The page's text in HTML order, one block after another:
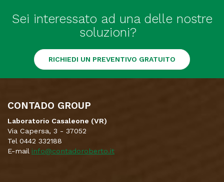
Sei interessato ad una delle nostre
soluzioni?
RICHIEDI UN PREVENTIVO GRATUITO
CONTADO GROUP
Laboratorio Casaleone (VR)
Via Capersa, 3 - 37052
Tel 0442 332188
E-mail info@contadoroberto.it